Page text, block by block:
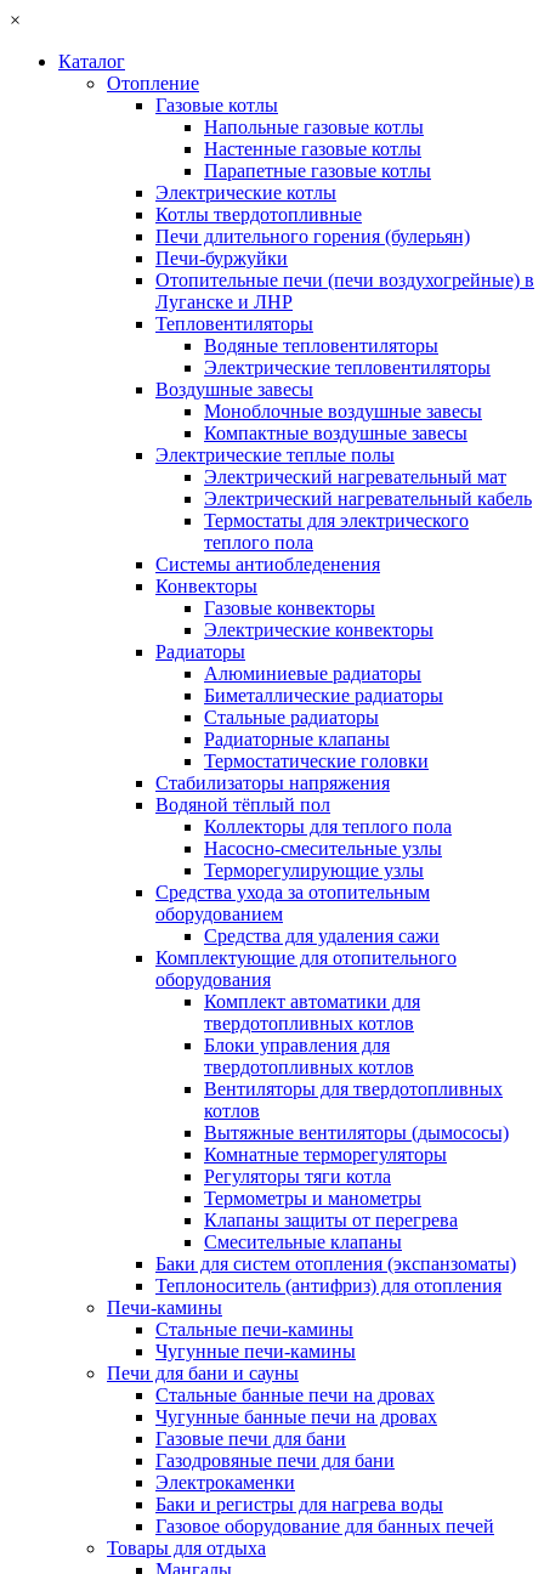
×
Каталог
Отопление
Газовые котлы
Напольные газовые котлы
Настенные газовые котлы
Парапетные газовые котлы
Электрические котлы
Котлы твердотопливные
Печи длительного горения (булерьян)
Печи-буржуйки
Отопительные печи (печи воздухогрейные) в
Луганске и ЛНР
Тепловентиляторы
Водяные тепловентиляторы
Электрические тепловентиляторы
Воздушные завесы
Моноблочные воздушные завесы
Компактные воздушные завесы
Электрические теплые полы
Электрический нагревательный мат
Электрический нагревательный кабель
Термостаты для электрического
теплого пола
Системы антиобледенения
Конвекторы
Газовые конвекторы
Электрические конвекторы
Радиаторы
Алюминиевые радиаторы
Биметаллические радиаторы
Стальные радиаторы
Радиаторные клапаны
Термостатические головки
Стабилизаторы напряжения
Водяной тёплый пол
Коллекторы для теплого пола
Насосно-смесительные узлы
Терморегулирующие узлы
Средства ухода за отопительным
оборудованием
Средства для удаления сажи
Комплектующие для отопительного
оборудования
Комплект автоматики для
твердотопливных котлов
Блоки управления для
твердотопливных котлов
Вентиляторы для твердотопливных
котлов
Вытяжные вентиляторы (дымососы)
Комнатные терморегуляторы
Регуляторы тяги котла
Термометры и манометры
Клапаны защиты от перегрева
Смесительные клапаны
Баки для систем отопления (экспанзоматы)
Теплоноситель (антифриз) для отопления
Печи-камины
Стальные печи-камины
Чугунные печи-камины
Печи для бани и сауны
Стальные банные печи на дровах
Чугунные банные печи на дровах
Газовые печи для бани
Газодровяные печи для бани
Электрокаменки
Баки и регистры для нагрева воды
Газовое оборудование для банных печей
Товары для отдыха
Мангалы